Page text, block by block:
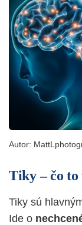
Autor:
Tiky – čo to
Tiky sú
Ide o